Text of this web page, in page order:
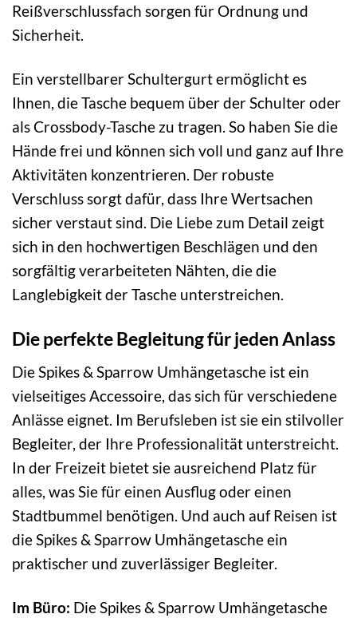
Reißverschlussfach sorgen für Ordnung und
Sicherheit.
Ein verstellbarer Schultergurt ermöglicht es
Ihnen, die Tasche bequem über der Schulter oder
als Crossbody-Tasche zu tragen. So haben Sie die
Hände frei und können sich voll und ganz auf Ihre
Aktivitäten konzentrieren. Der robuste
Verschluss sorgt dafür, dass Ihre Wertsachen
sicher verstaut sind. Die Liebe zum Detail zeigt
sich in den hochwertigen Beschlägen und den
sorgfältig verarbeiteten Nähten, die die
Langlebigkeit der Tasche unterstreichen.
Die perfekte Begleitung für jeden Anlass
Die Spikes & Sparrow Umhängetasche ist ein
vielseitiges Accessoire, das sich für verschiedene
Anlässe eignet. Im Berufsleben ist sie ein stilvoller
Begleiter, der Ihre Professionalität unterstreicht.
In der Freizeit bietet sie ausreichend Platz für
alles, was Sie für einen Ausflug oder einen
Stadtbummel benötigen. Und auch auf Reisen ist
die Spikes & Sparrow Umhängetasche ein
praktischer und zuverlässiger Begleiter.
Im Büro: Die Spikes & Sparrow Umhängetasche